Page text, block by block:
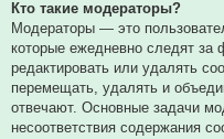
Кто такие модераторы?
Модераторы — это
которые ежедневно следят
редактировать или удалять
перемещать, удалять и
отвечают. Основные задачи
несоответствия содержания